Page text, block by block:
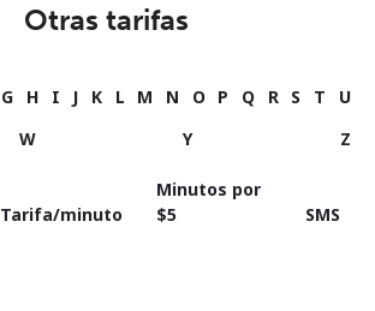
Otras tarifas
G H I J K L M N O P Q R S T
U
W Y Z
Tarifa/minuto
Minutos por
⁦$5⁩
SMS